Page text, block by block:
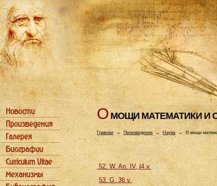
О МОЩИ МАТЕМАТИКИ И
Главная→ Произведения → Наука →О мощи
52. W. An. IV, l4 v.
53. G. 36 v.